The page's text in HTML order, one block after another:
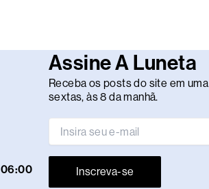
06:00
Assine A Luneta
Receba os posts do site em
sextas, às 8 da manhã.
Inscreva-se